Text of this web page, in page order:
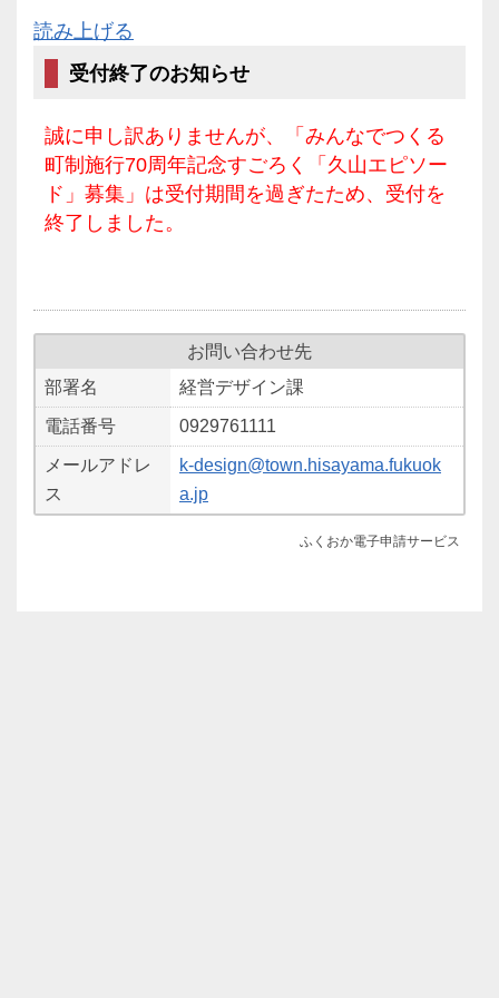
読み上げる
受付終了のお知らせ
誠に申し訳ありませんが、「みんなでつくる
町制施行70周年記念すごろく「久山エピソー
ド」募集」は受付期間を過ぎたため、受付を
終了しました。
お問い合わせ先
部署名
経営デザイン課
電話番号 0929761111
メールアドレ
ス
k-design@town.hisayama.fukuok
a.jp
ふくおか電子申請サービス